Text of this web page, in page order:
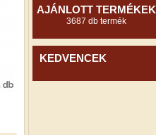
AJÁNLOTT TERMÉKEK
3687 db termék
KEDVENCEK